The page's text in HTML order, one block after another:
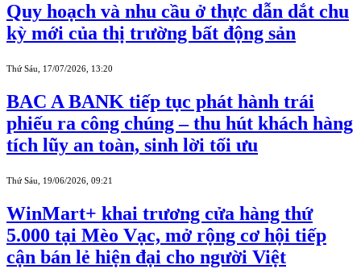
Quy hoạch và nhu cầu ở thực dẫn dắt chu
kỳ mới của thị trường bất động sản
Thứ Sáu, 17/07/2026, 13:20
BAC A BANK tiếp tục phát hành trái
phiếu ra công chúng – thu hút khách hàng
tích lũy an toàn, sinh lời tối ưu
Thứ Sáu, 19/06/2026, 09:21
WinMart+ khai trương cửa hàng thứ
5.000 tại Mèo Vạc, mở rộng cơ hội tiếp
cận bán lẻ hiện đại cho người Việt